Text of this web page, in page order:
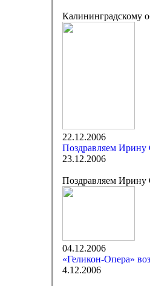
Калининградскому
22.12.2006
Поздравляем
23.12.2006
Поздравляем
04.12.2006
«Геликон-Опера»
4.12.2006